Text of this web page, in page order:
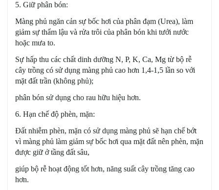
5. Giữ phân bón:
Màng phủ ngăn cản sự bốc hơi của phân đạm (Urea), làm
giảm sự thẩm lậu và rửa trôi của phân bón khi tưới nước
hoặc mưa to.
Sự hấp thu các chất dinh dưỡng N, P, K, Ca, Mg từ bộ rễ
cây trồng có sử dụng màng phủ cao hơn 1,4-1,5 lần so với
mặt đất trần (không phủ);
phân bón sử dụng cho rau hữu hiệu hơn.
6. Hạn chế độ phèn, mặn:
Đất nhiễm phèn, mặn có sử dụng màng phủ sẽ hạn chế bớt
vì màng phủ làm giảm sự bốc hơi qua mặt đất nên phèn, mặn
được giữ ở tầng đất sâu,
giúp bộ rễ hoạt động tốt hơn, năng suất cây trồng tăng cao
hơn.